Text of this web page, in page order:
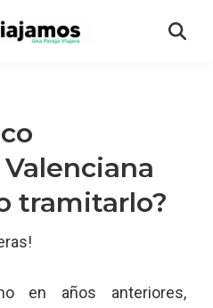
tramitarlo?
en años anteriores,